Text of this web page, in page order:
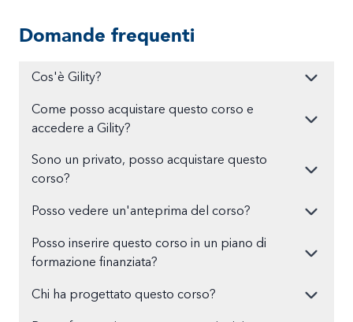
Domande frequenti
Cos'è Gility?
Come posso acquistare questo corso e
accedere a Gility?
Sono un privato, posso acquistare questo
corso?
Posso vedere un'anteprima del corso?
Posso inserire questo corso in un piano di
formazione finanziata?
Chi ha progettato questo corso?